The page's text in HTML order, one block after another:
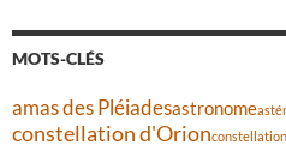
MOTS-CLÉS
amas des Pléiadesastronome
constellation d'Orion